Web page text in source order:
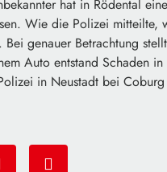
hat in Rödental
Wie die Polizei mitteilte,
genauer Betrachtung
Auto entstand Schaden
in Neustadt bei